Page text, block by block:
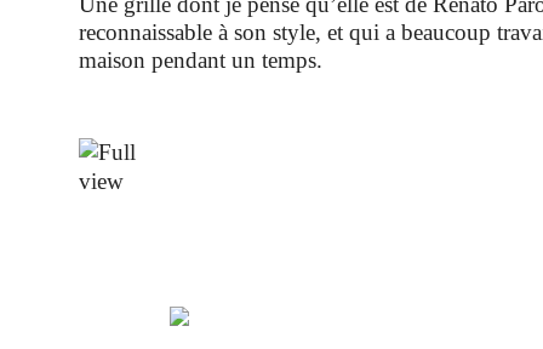
reconnaissable à son style, et qui a beaucoup
maison pendant un temps.